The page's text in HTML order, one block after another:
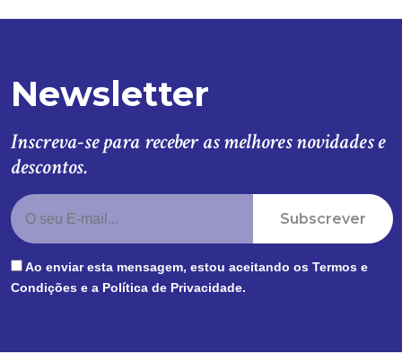
Newsletter
Inscreva-se para receber as melhores novidades e
descontos.
Subscrever
Ao enviar esta mensagem, estou aceitando os Termos e
Condições e a Política de Privacidade.